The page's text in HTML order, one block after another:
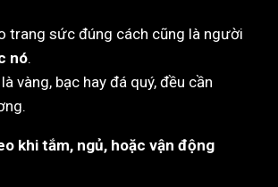
trang sức đúng cách cũng là người
nó.
vàng, bạc hay đá quý, đều cần
khi tắm, ngủ, hoặc vận động